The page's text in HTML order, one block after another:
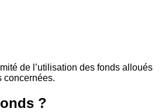
de l’utilisation des fonds alloués
concernées.
?